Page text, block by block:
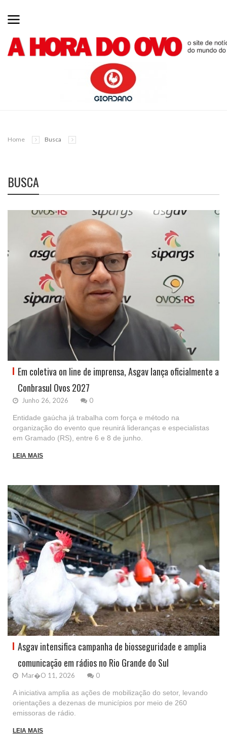
Home Busca
BUSCA
Em coletiva on line de imprensa, Asgav lança oficialmente a
Conbrasul Ovos 2027
Junho 26, 2026 0
Entidade gaúcha já trabalha com força e método na
organização do evento que reunirá lideranças e especialistas
em Gramado (RS), entre 6 e 8 de junho.
LEIA MAIS
Asgav intensifica campanha de biosseguridade e amplia
comunicação em rádios no Rio Grande do Sul
Mar�o 11, 2026 0
A iniciativa amplia as ações de mobilização do setor, levando
orientações a dezenas de municípios por meio de 260
emissoras de rádio.
LEIA MAIS